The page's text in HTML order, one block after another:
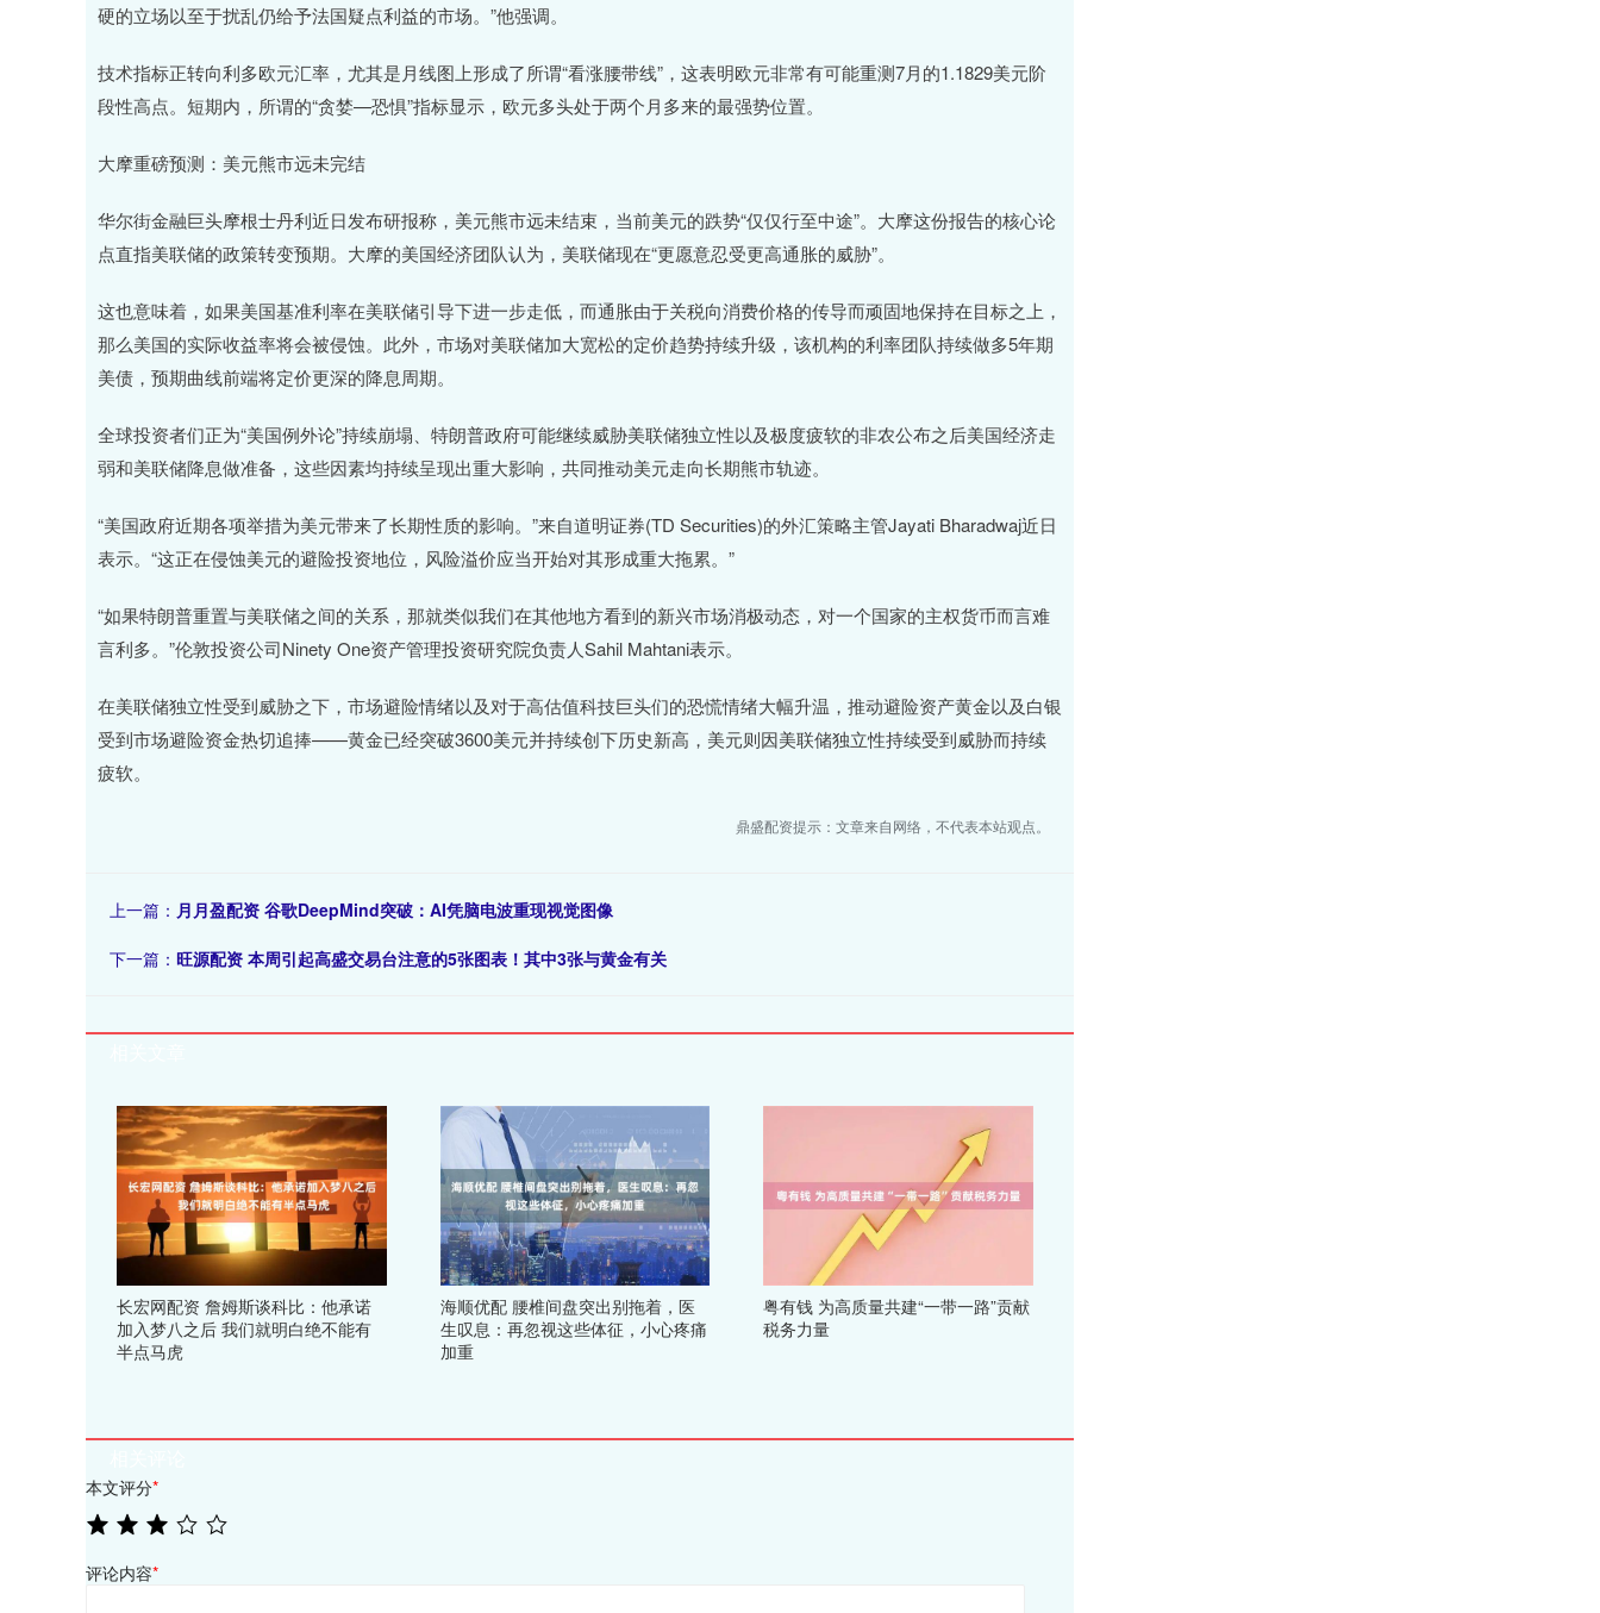
硬的立场以至于扰乱仍给予法国疑点利益的市场。”他强调。
技术指标正转向利多欧元汇率，尤其是月线图上形成了所谓“看涨腰带线”，这表明欧元非常有可能重测7月的1.1829美元阶
段性高点。短期内，所谓的“贪婪—恐惧”指标显示，欧元多头处于两个月多来的最强势位置。
大摩重磅预测：美元熊市远未完结
华尔街金融巨头摩根士丹利近日发布研报称，美元熊市远未结束，当前美元的跌势“仅仅行至中途”。大摩这份报告的核心论
点直指美联储的政策转变预期。大摩的美国经济团队认为，美联储现在“更愿意忍受更高通胀的威胁”。
这也意味着，如果美国基准利率在美联储引导下进一步走低，而通胀由于关税向消费价格的传导而顽固地保持在目标之上，
那么美国的实际收益率将会被侵蚀。此外，市场对美联储加大宽松的定价趋势持续升级，该机构的利率团队持续做多5年期
美债，预期曲线前端将定价更深的降息周期。
全球投资者们正为“美国例外论”持续崩塌、特朗普政府可能继续威胁美联储独立性以及极度疲软的非农公布之后美国经济走
弱和美联储降息做准备，这些因素均持续呈现出重大影响，共同推动美元走向长期熊市轨迹。
“美国政府近期各项举措为美元带来了长期性质的影响。”来自道明证券(TD Securities)的外汇策略主管Jayati Bharadwaj近日
表示。“这正在侵蚀美元的避险投资地位，风险溢价应当开始对其形成重大拖累。”
“如果特朗普重置与美联储之间的关系，那就类似我们在其他地方看到的新兴市场消极动态，对一个国家的主权货币而言难
言利多。”伦敦投资公司Ninety One资产管理投资研究院负责人Sahil Mahtani表示。
在美联储独立性受到威胁之下，市场避险情绪以及对于高估值科技巨头们的恐慌情绪大幅升温，推动避险资产黄金以及白银
受到市场避险资金热切追捧——黄金已经突破3600美元并持续创下历史新高，美元则因美联储独立性持续受到威胁而持续
疲软。
鼎盛配资提示：文章来自网络，不代表本站观点。
上一篇： 月月盈配资 谷歌DeepMind突破：AI凭脑电波重现视觉图像
下一篇： 旺源配资 本周引起高盛交易台注意的5张图表！其中3张与黄金有关
长宏网配资 詹姆斯谈科比：他承诺
加入梦八之后 我们就明白绝不能有
半点马虎
海顺优配 腰椎间盘突出别拖着，医
生叹息：再忽视这些体征，小心疼痛
加重
粤有钱 为高质量共建“一带一路”贡献
税务力量
本文评分*
评论内容*